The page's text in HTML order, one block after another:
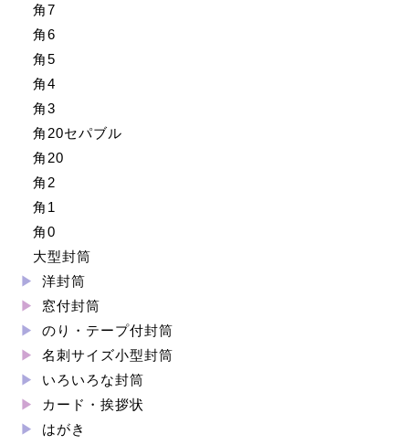
角7
角6
角5
角4
角3
角20セパブル
角20
角2
角1
角0
大型封筒
洋封筒
窓付封筒
のり・テープ付封筒
名刺サイズ小型封筒
いろいろな封筒
カード・挨拶状
はがき